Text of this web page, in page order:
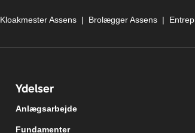
Kloakmester Assens | Brolægger Assens |
Ydelser
Anlægsarbejde
Fundamenter